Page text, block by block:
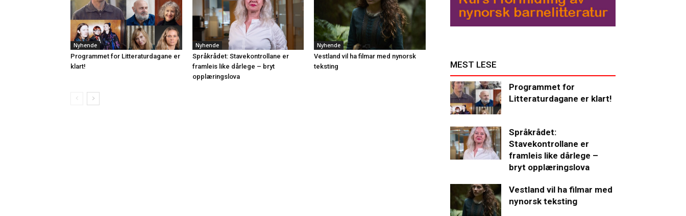
Nyhende
Programmet for Litteraturdagane er
klart!
Nyhende
Språkrådet: Stavekontrollane er
framleis like dårlege – bryt
opplæringslova
Nyhende
Vestland vil ha filmar med nynorsk
teksting
MEST LESE
Programmet for
Litteraturdagane er klart!
Språkrådet:
Stavekontrollane er
framleis like dårlege –
bryt opplæringslova
Vestland vil ha filmar med
nynorsk teksting